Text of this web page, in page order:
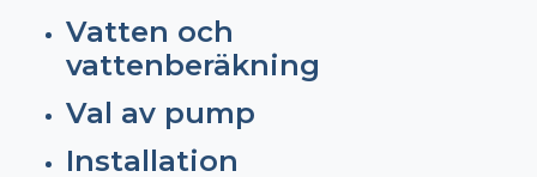
Vatten och
vattenberäkning
Val av pump
Installation